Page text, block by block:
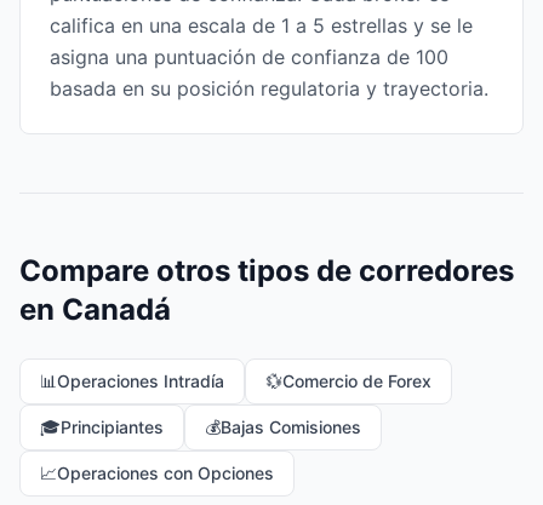
califica en una escala de 1 a 5 estrellas y se le
asigna una puntuación de confianza de 100
basada en su posición regulatoria y trayectoria.
Compare otros tipos de corredores
en Canadá
📊Operaciones Intradía 💱Comercio de Forex
🎓Principiantes 💰Bajas Comisiones
📈Operaciones con Opciones